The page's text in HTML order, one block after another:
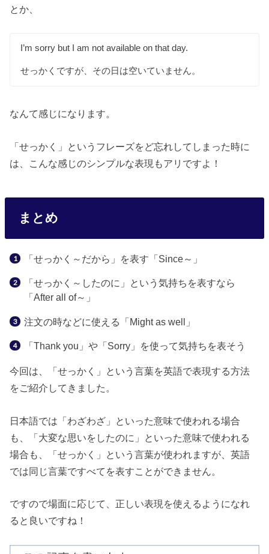
とか、
I’m sorry but I am not available on that day.
せっかくですが、その日は空いていません。
なんて感じになります。
「せっかく」というフレーズをど忘れしてしまった時に
は、こんな感じのシンプルな表現もアリですよ！
まとめ
「せっかく～だから」を表す「Since～」
「せっかく～したのに」という気持ちを表すなら
「After all of～」
注文の時などに使える「Might as well」
「Thank you」や「Sorry」を使って気持ちを表そう
今回は、「せっかく」という言葉を英語で表現する方法
をご紹介してきました。
日本語では「わざわざ」といった意味で使われる場合
も、「大変な思いをしたのに」といった意味で使われる
場合も、「せっかく」という言葉が使われますが、英語
では同じ言葉ですべてを表すことができません。
ですので場面に応じて、正しい表現を使えるようになれ
ると良いですね！